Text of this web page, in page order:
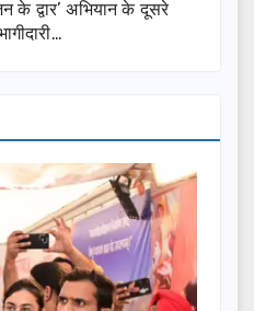
द्वार’ अभियान के दूसरे